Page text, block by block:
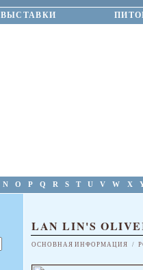
ВЫСТАВКИ
N O P Q R S T U V W X
LAN LIN'S
ОСНОВНАЯ ИНФОРМАЦИЯ /